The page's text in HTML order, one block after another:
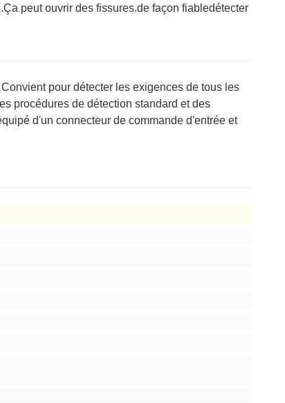
Ça peut ouvrir des fissures.de façon fiabledétecter
pour détecter les exigences de tous les
procédures de détection standard et des
d'un connecteur de commande d'entrée et